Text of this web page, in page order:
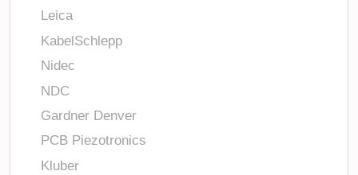
Leica
KabelSchlepp
Nidec
NDC
Gardner Denver
PCB Piezotronics
Kluber